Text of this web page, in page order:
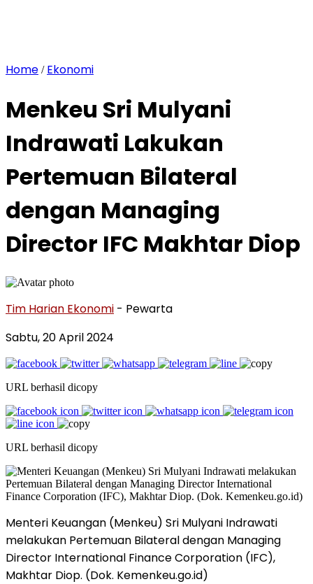
Home / Ekonomi
Menkeu Sri Mulyani
Indrawati Lakukan
Pertemuan Bilateral
dengan Managing
Director IFC Makhtar Diop
Tim Harian Ekonomi - Pewarta
Sabtu, 20 April 2024
URL berhasil dicopy
URL berhasil dicopy
Menteri Keuangan (Menkeu) Sri Mulyani Indrawati
melakukan Pertemuan Bilateral dengan Managing
Director International Finance Corporation (IFC),
Makhtar Diop. (Dok. Kemenkeu.go.id)